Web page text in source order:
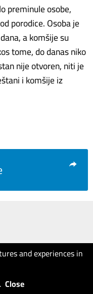
and experiences in
. Close
preminule osobe,
porodice. Osoba je
a komšije su
tome, do danas niko
nije otvoren, niti je
i komšije iz